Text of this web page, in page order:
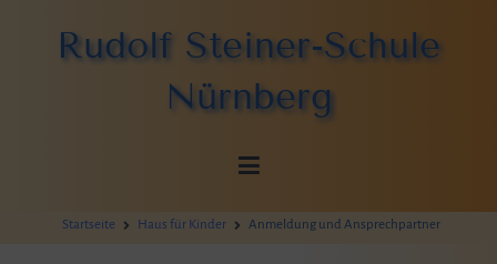
springenRudolf Steiner-Schule
Nürnberg
Startseite Haus für Kinder Anmeldung und Ansprechpartner